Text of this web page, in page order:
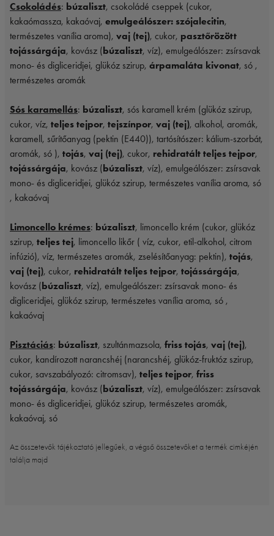
Csokoládés: búzaliszt, csokoládé cseppek (cukor,
kakaómassza, kakaóvaj, emulgeálószer: szójalecitin,
természetes vanília aroma), vaj (tej), cukor, pasztőrözött
tojássárgája, kovász ( búzaliszt, víz), emulgeálószer: zsírsavak
mono- és digliceridjei, glükóz szirup, árpamaláta kivonat, só ,
természetes aromák
Sós karamellás: búzaliszt, sós karamell krém (glükóz szirup,
cukor, víz, teljes tejpor, tejszínpor, vaj (tej), alkohol, aromák,
karamell, sűrítőanyag (pektin (E440)), tartósítószer: kálium-szorbát,
aromák, só ), tojás, vaj (tej), cukor, rehidratált teljes tejpor,
tojássárgája, kovász ( búzaliszt, víz), emulgeálószer: zsírsavak
mono- és digliceridjei, glükóz szirup, természetes vanília aroma, só
, kakaóvaj
Limoncello krémes: búzaliszt, limoncello krém (cukor, glükóz
szirup, teljes tej, limoncello likőr ( víz, cukor, etil-alkohol, citrom
infúzió), víz, természetes aromák, zselésítőanyag: pektin), tojás,
vaj (tej), cukor, rehidratált teljes tejpor, tojássárgája,
kovász ( búzaliszt, víz), emulgeálószer: zsírsavak mono- és
digliceridjei, glükóz szirup, természetes vanília aroma, só ,
kakaóvaj
Pisztáciás: búzaliszt, szultánmazsola, friss tojás, vaj (tej),
cukor, kandírozott narancshéj (narancshéj, glükóz-fruktóz szirup,
cukor, savszabályozó: citromsav), teljes tejpor, friss
tojássárgája, kovász ( búzaliszt, víz), emulgeálószer: zsírsavak
mono- és digliceridjei, glükóz szirup, természetes aromák,
kakaóvaj, só
Az összetevők tájékoztató jellegűek, a végső összetevőket a termék cimkéjén
találja majd